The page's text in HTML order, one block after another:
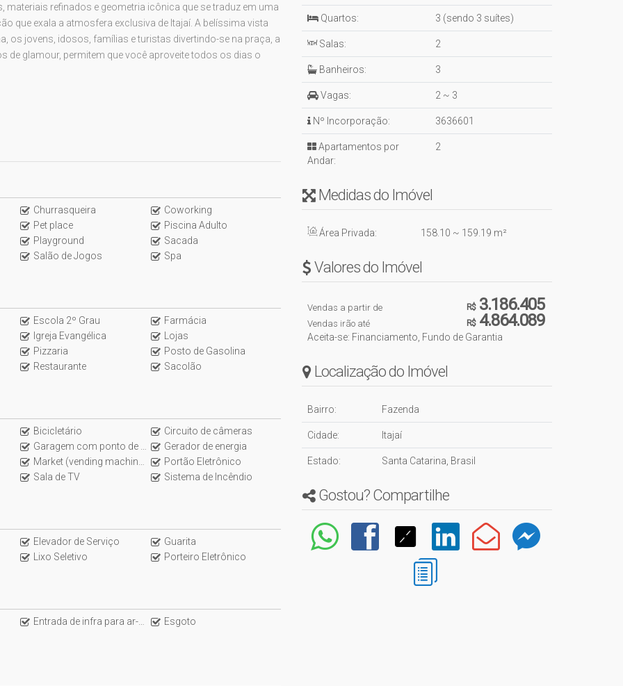
materiais refinados e geometria icônica que se traduz em uma
que exala a atmosfera exclusiva de Itajaí. A belíssima vista
os jovens, idosos, famílias e turistas divertindo-se na praça, a
glamour, permitem que você aproveite todos os dias o
de garagem
Churrasqueira
Coworking
Pet place
Piscina Adulto
Playground
Sacada
Salão de Jogos
Spa
Escola 2º Grau
Farmácia
Igreja Evangélica
Lojas
Pizzaria
Posto de Gasolina
Restaurante
Sacolão
Bicicletário
Circuito de câmeras
Garagem com ponto de abastecimento elétrico
Gerador de energia
Market (vending machine on demand)
Portão Eletrônico
Sala de TV
Sistema de Incêndio
Elevador de Serviço
Guarita
Lixo Seletivo
Porteiro Eletrônico
Entrada de infra para ar-condicionado
Esgoto
Quartos: 3 (sendo 3 suítes)
Salas: 2
Banheiros: 3
Vagas: 2 ~ 3
Nº Incorporação: 3636601
Apartamentos por
Andar:
2
Medidas do Imóvel
Área Privada: 158 .10 ~ 159 .19 m²
Valores do Imóvel
R$3.186.405
Vendas a partir de
R$4.864.089
Vendas irão até
Aceita-se: Financiamento, Fundo de Garantia
Localização do Imóvel
Bairro: Fazenda
Cidade: Itajaí
Estado: Santa Catarina, Brasil
Gostou? Compartilhe